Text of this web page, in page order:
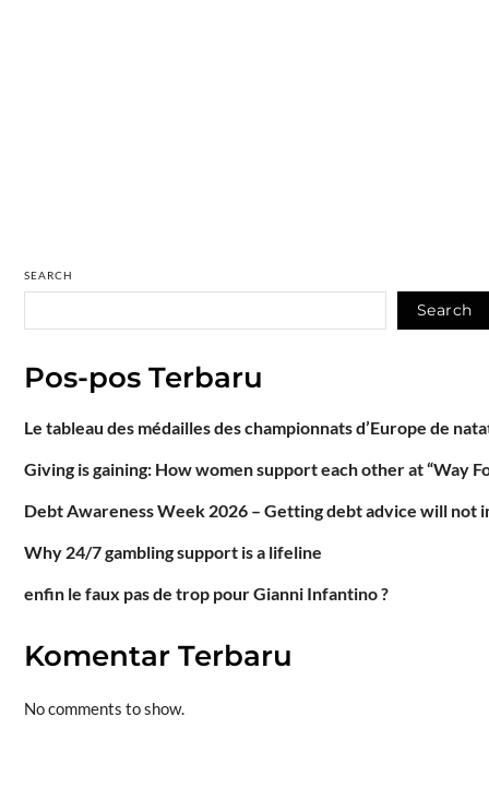
SEARCH
Search
Pos-pos Terbaru
Le tableau des médailles des championnats d’Europe de
Giving is gaining: How women support each other at “Way
Debt Awareness Week 2026 – Getting debt advice will not
Why 24/7 gambling support is a lifeline
enfin le faux pas de trop pour Gianni Infantino ?
Komentar Terbaru
No comments to show.